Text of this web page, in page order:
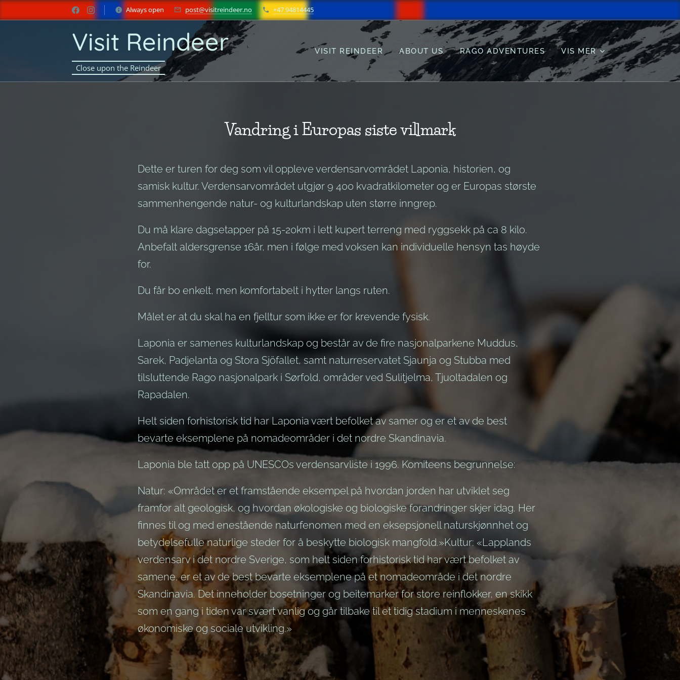
Always open post@visitreindeer.no +47 94814445
Visit Reindeer
Close upon the Reindeer
VISIT REINDEER ABOUT US RAGO ADVENTURES VIS MER
Vandring i Europas siste villmark
Dette er turen for deg som vil oppleve verdensarvområdet Laponia, historien, og
samisk kultur. Verdensarvområdet utgjør 9 400 kvadratkilometer og er Europas største
sammenhengende natur- og kulturlandskap uten større inngrep.
Du må klare dagsetapper på 15-20km i lett kupert terreng med ryggsekk på ca 8 kilo.
Anbefalt aldersgrense 16år, men i følge med voksen kan individuelle hensyn tas høyde
for.
Du får bo enkelt, men komfortabelt i hytter langs ruten.
Målet er at du skal ha en fjelltur som ikke er for krevende fysisk.
Laponia er samenes kulturlandskap og består av de fire nasjonalparkene Muddus,
Sarek, Padjelanta og Stora Sjöfallet, samt naturreservatet Sjaunja og Stubba med
tilsluttende Rago nasjonalpark i Sørfold, områder ved Sulitjelma, Tjuoltadalen og
Rapadalen.
Helt siden forhistorisk tid har Laponia vært befolket av samer og er et av de best
bevarte eksemplene på nomadeområder i det nordre Skandinavia.
Laponia ble tatt opp på UNESCOs verdensarvliste i 1996. Komiteens begrunnelse:
Natur: «Området er et framstående eksempel på hvordan jorden har utviklet seg
framfor alt geologisk, og hvordan økologiske og biologiske forandringer skjer idag. Her
finnes til og med enestående naturfenomen med en eksepsjonell naturskjønnhet og
betydelsefulle naturlige steder for å beskytte biologisk mangfold.»Kultur: «Lapplands
verdensarv i det nordre Sverige, som helt siden forhistorisk tid har vært befolket av
samene, er et av de best bevarte eksemplene på et nomadeområde i det nordre
Skandinavia. Det inneholder bosetninger og beitemarker for store reinflokker, en skikk
som en gang i tiden var svært vanlig og går tilbake til et tidig stadium i menneskenes
økonomiske og sociale utvikling.»